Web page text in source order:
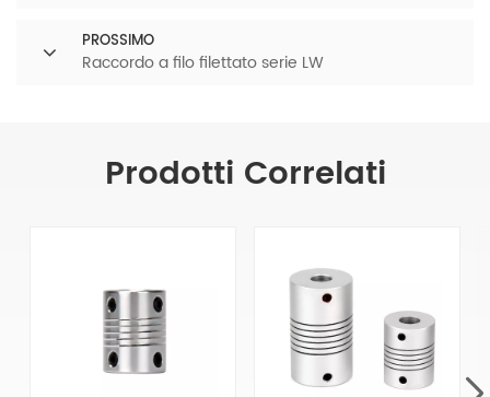
PROSSIMO
Raccordo a filo filettato serie LW
Prodotti Correlati